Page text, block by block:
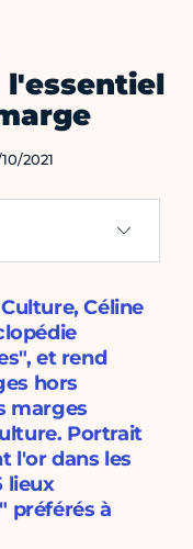
l'essentiel
2021
Céline
et rend
hors
marges
Portrait
l'or dans les
lieux
préférés à